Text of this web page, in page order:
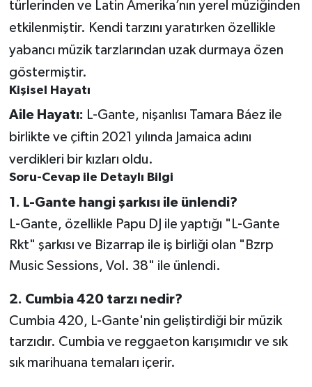
türlerinden ve Latin Amerika’nın yerel müziğinden
etkilenmiştir. Kendi tarzını yaratırken özellikle
yabancı müzik tarzlarından uzak durmaya özen
göstermiştir.
Kişisel Hayatı
Aile Hayatı: L-Gante, nişanlısı Tamara Báez ile
birlikte ve çiftin 2021 yılında Jamaica adını
verdikleri bir kızları oldu.
Soru-Cevap ile Detaylı Bilgi
1. L-Gante hangi şarkısı ile ünlendi?
L-Gante, özellikle Papu DJ ile yaptığı "L-Gante
Rkt" şarkısı ve Bizarrap ile iş birliği olan "Bzrp
Music Sessions, Vol. 38" ile ünlendi.
2. Cumbia 420 tarzı nedir?
Cumbia 420, L-Gante'nin geliştirdiği bir müzik
tarzıdır. Cumbia ve reggaeton karışımıdır ve sık
sık marihuana temaları içerir.